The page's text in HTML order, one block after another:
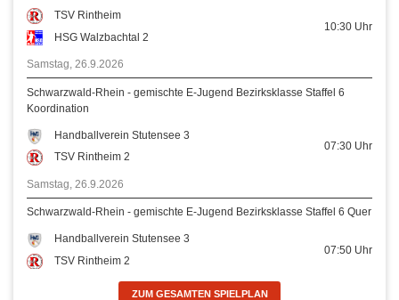
TSV Rintheim
HSG Walzbachtal 2
10:30 Uhr
Samstag, 26.9.2026
Schwarzwald-Rhein - gemischte E-Jugend Bezirksklasse Staffel 6
Koordination
Handballverein Stutensee 3
TSV Rintheim 2
07:30 Uhr
Samstag, 26.9.2026
Schwarzwald-Rhein - gemischte E-Jugend Bezirksklasse Staffel 6 Quer
Handballverein Stutensee 3
TSV Rintheim 2
07:50 Uhr
ZUM GESAMTEN SPIELPLAN